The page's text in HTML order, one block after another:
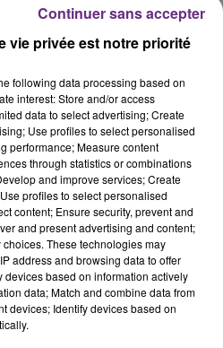
& 54 ULTRA
To You
0h45
0h45
MYLES SMITH & NIALL
HORAN
Drive Safe
vie privée est notre priorité
following data processing based on
interest: Store and/or access
data to select advertising; Create
Use profiles to select personalised
performance; Measure content
through statistics or combinations
and improve services; Create
profiles to select personalised
content; Ensure security, prevent and
and present advertising and content;
These technologies may
address and browsing data to offer
based on information actively
data; Match and combine data from
devices; Identify devices based on
Continuer sans accepter